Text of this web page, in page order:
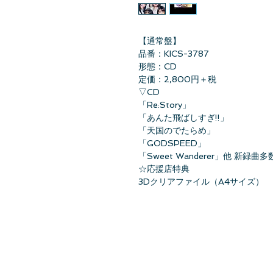
【通常盤】
品番：KICS-3787
形態：CD
定価：2,800円＋税
▽CD
「Re:Story」
「あんた飛ばしすぎ!!」
「天国のでたらめ」
「GODSPEED」
「Sweet Wanderer」他 新録曲多
☆応援店特典
3Dクリアファイル（A4サイズ）